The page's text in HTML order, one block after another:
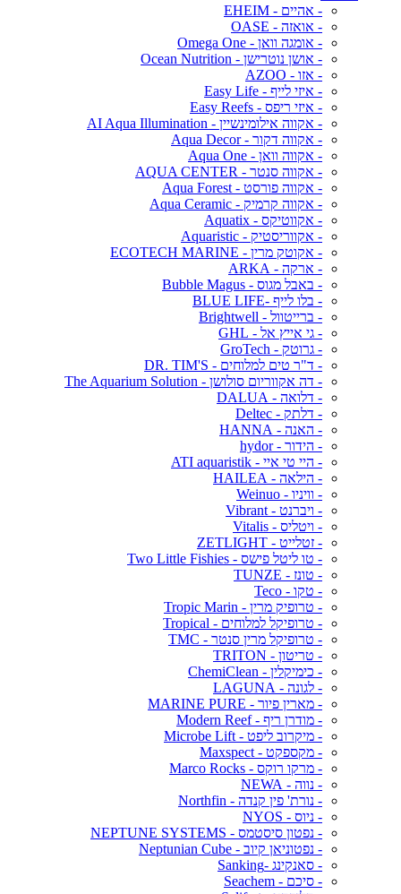
- אהיים - EHEIM
- אואזה - OASE
- אומגה וואן - Omega One
- אושן נוטרישן - Ocean Nutrition
- אזו - AZOO
- איזי לייף - Easy Life
- איזי ריפס - Easy Reefs
- אקווה אילומינשיין - AI Aqua Illumination
- אקווה דקור - Aqua Decor
- אקווה וואן - Aqua One
- אקווה סנטר - AQUA CENTER
- אקווה פורסט - Aqua Forest
- אקווה קרמיק - Aqua Ceramic
- אקווטיקס - Aquatix
- אקווריסטיק - Aquaristic
- אקוטק מרין - ECOTECH MARINE
- ארקה - ARKA
- באבל מגוס - Bubble Magus
- בלו לייף -BLUE LIFE
- ברייטוול - Brightwell
- גי אייץ אל - GHL
- גרוטק - GroTech
- ד"ר טים למלוחים - DR. TIM'S
- דה אקווריום סולושן - The Aquarium Solution
- דלואה - DALUA
- דלתק - Deltec
- האנה - HANNA
- הידור - hydor
- היי טי איי - ATI aquaristik
- הילאה - HAILEA
- וויניו - Weinuo
- ויברנט - Vibrant
- ויטליס - Vitalis
- זטלייט - ZETLIGHT
- טו ליטל פישס - Two Little Fishies
- טונז - TUNZE
- טקו - Teco
- טרופיק מרין - Tropic Marin
- טרופיקל למלוחים - Tropical
- טרופיקל מרין סנטר - TMC
- טריטון - TRITON
- כימיקלין - ChemiClean
- לגונה - LAGUNA
- מארין פיור - MARINE PURE
- מודרן ריף - Modern Reef
- מיקרוב ליפט - Microbe Lift
- מקספקט - Maxspect
- מרקו רוקס - Marco Rocks
- נווה - NEWA
- נורת' פין קנדה - Northfin
- ניוס - NYOS
- נפטון סיסטמס - NEPTUNE SYSTEMS
- נפטוניאן קיוב - Neptunian Cube
- סאנקינג -Sanking
- סיכם - Seachem